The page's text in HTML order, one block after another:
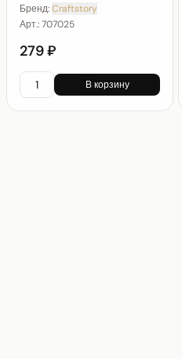
Бренд:Craftstory
Арт.:707025
279 ₽
В корзину